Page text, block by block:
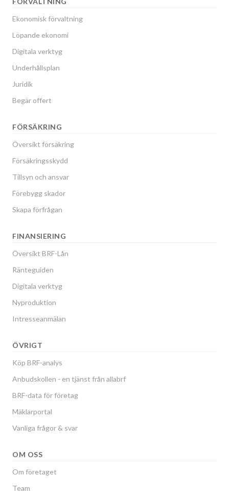
Ekonomisk förvaltning
Löpande ekonomi
Digitala verktyg
Underhållsplan
Juridik
Begär offert
FÖRSÄKRING
Översikt försäkring
Försäkringsskydd
Tillsyn och ansvar
Förebygg skador
Skapa förfrågan
FINANSIERING
Översikt BRF-Lån
Ränteguiden
Digitala verktyg
Nyproduktion
Intresseanmälan
ÖVRIGT
Köp BRF-analys
Anbudskollen - en tjänst från allabrf
BRF-data för företag
Mäklarportal
Vanliga frågor & svar
OM OSS
Om företaget
Team